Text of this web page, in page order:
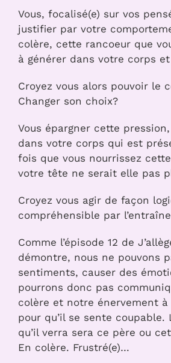
Vous, focalisé(e) sur vos
justifier par votre
colère, cette rancoeur que
à générer dans votre corps
Croyez vous alors pouvoir le
Changer son choix?
Vous épargner cette
dans votre corps qui est
fois que vous nourrissez
votre tête ne serait elle pas
Croyez vous agir de façon
compréhensible par
Comme l’épisode 12 de
démontre, nous ne pouvons
sentiments, causer des
pourrons donc pas
colère et notre énervement
pour qu’il se sente coupable.
qu’il verra sera ce père ou
En colère. Frustré(e)…